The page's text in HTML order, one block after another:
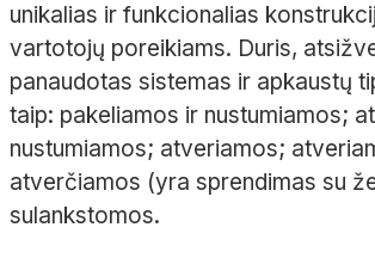
unikalias ir funkcionalias
vartotojų poreikiams. Duris,
panaudotas sistemas ir apkaustų
taip: pakeliamos ir nustumiamos;
nustumiamos; atveriamos;
atverčiamos (yra sprendimas su
sulankstomos.